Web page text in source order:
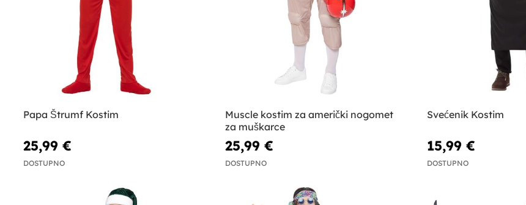
Papa Štrumf Kostim
25,99 €
DOSTUPNO
Muscle kostim za američki nogomet
za muškarce
25,99 €
DOSTUPNO
Svećenik Kostim
15,99 €
DOSTUPNO